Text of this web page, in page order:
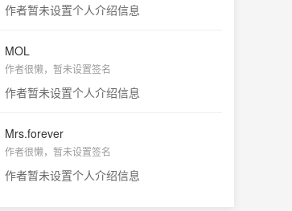
作者暂未设置个人介绍信息
MOL
作者很懒，暂未设置签名
作者暂未设置个人介绍信息
Mrs.forever
作者很懒，暂未设置签名
作者暂未设置个人介绍信息